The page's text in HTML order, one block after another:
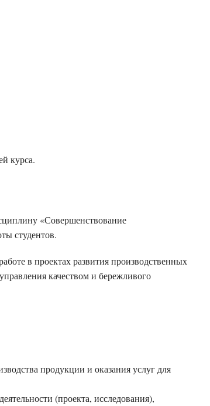
курса.
«Совершенствование
студентов.
в проектах развития производственных
качеством и бережливого
продукции и оказания услуг для
(проекта, исследования),